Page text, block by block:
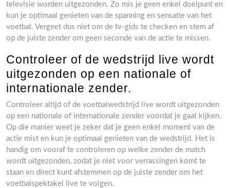
televisie worden uitgezonden. Zo mis je geen enkel doelpunt en
kun je optimaal genieten van de spanning en sensatie van het
voetbal. Vergeet dus niet om de tv-gids te checken en stem af
op de juiste zender om geen seconde van de actie te missen.
Controleer of de wedstrijd live wordt
uitgezonden op een nationale of
internationale zender.
Controleer altijd of de voetbalwedstrijd live wordt uitgezonden
op een nationale of internationale zender voordat je gaat kijken.
Op die manier weet je zeker dat je geen enkel moment van de
actie mist en kun je optimaal genieten van de wedstrijd. Het is
handig om vooraf te controleren op welke zender de match
wordt uitgezonden, zodat je niet voor verrassingen komt te
staan en direct kunt afstemmen op de juiste zender om het
voetbalspektakel live te volgen.